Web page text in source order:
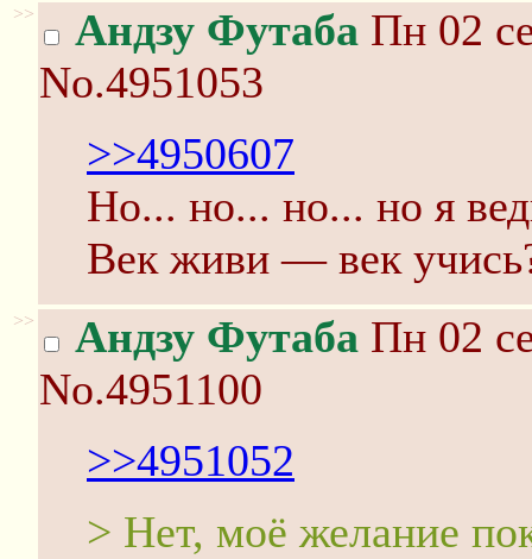
>> Андзу Футаба Пн 02
No.4951053
>>4950607
Но... но... но... но я
Век живи — век
>> Андзу Футаба Пн 02
No.4951100
>>4951052
> Нет, моё желание